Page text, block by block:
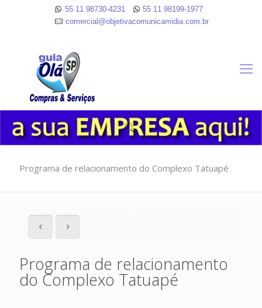
55 11 98730-4231
55 11 98199-1977
comercial@objetivacomunicamidia.com.br
Programa de relacionamento do Complexo Tatuapé
Programa de relacionamento
do Complexo Tatuapé